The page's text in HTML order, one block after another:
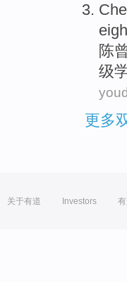
陈
级
更多
关于有道 Investors